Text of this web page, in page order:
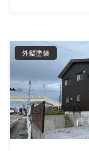
外壁塗装